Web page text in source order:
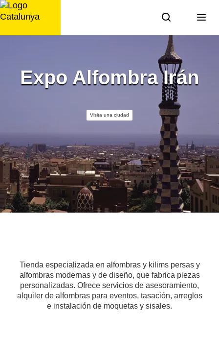
Saltar
al
Expo Alfombra Irán
Visita una ciudad
Tienda especializada en alfombras y kilims persas y
alfombras modernas y de diseño, que fabrica piezas
personalizadas. Ofrece servicios de asesoramiento,
alquiler de alfombras para eventos, tasación, arreglos
e instalación de moquetas y sisales.